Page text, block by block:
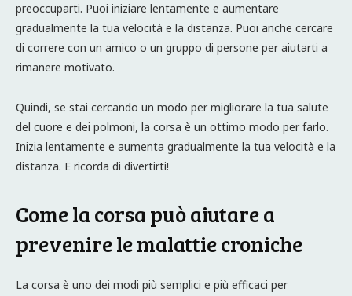
preoccuparti. Puoi iniziare lentamente e aumentare
gradualmente la tua velocità e la distanza. Puoi anche cercare
di correre con un amico o un gruppo di persone per aiutarti a
rimanere motivato.
Quindi, se stai cercando un modo per migliorare la tua salute
del cuore e dei polmoni, la corsa è un ottimo modo per farlo.
Inizia lentamente e aumenta gradualmente la tua velocità e la
distanza. E ricorda di divertirti!
Come la corsa può aiutare a
prevenire le malattie croniche
La corsa è uno dei modi più semplici e più efficaci per